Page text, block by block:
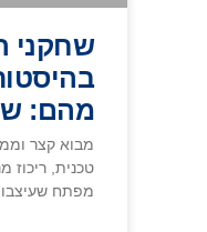
שחקני
מהם:
מבוא קצר
טכנית, ריכוז
מפתח